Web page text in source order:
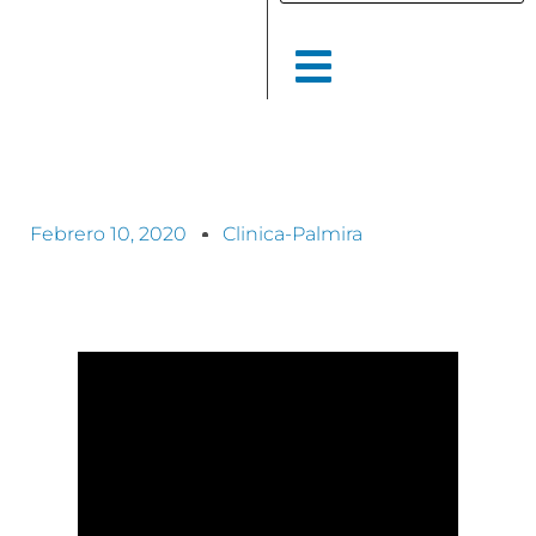
Febrero 10, 2020 Clinica-Palmira